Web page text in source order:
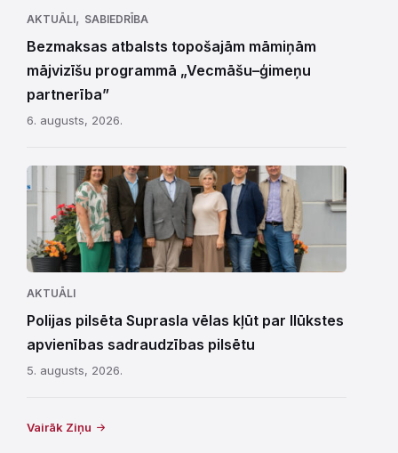
AKTUĀLI, SABIEDRĪBA
Bezmaksas atbalsts topošajām māmiņām
mājvizīšu programmā „Vecmāšu–ģimeņu
partnerība”
6. augusts, 2026.
AKTUĀLI
Polijas pilsēta Suprasla vēlas kļūt par Ilūkstes
apvienības sadraudzības pilsētu
5. augusts, 2026.
Vairāk Ziņu